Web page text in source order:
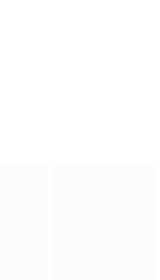
，一场错位的爱
故事。脱贫不松劲，致富再出